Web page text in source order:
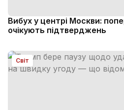
Вибух у центрі Москви:
очікують підтверджень
Світ